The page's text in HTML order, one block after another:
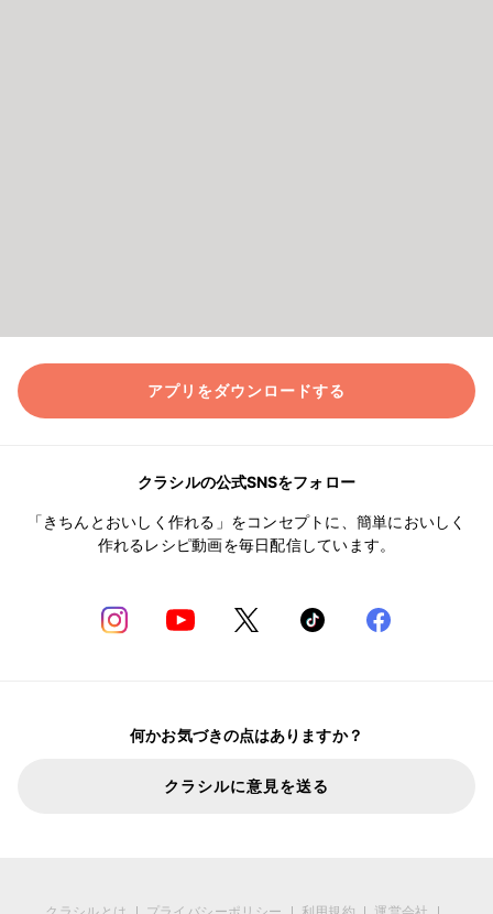
アプリをダウンロードする
クラシルの公式SNSをフォロー
「きちんとおいしく作れる」をコンセプトに、簡単においしく
作れるレシピ動画を毎日配信しています。
何かお気づきの点はありますか？
クラシルに意見を送る